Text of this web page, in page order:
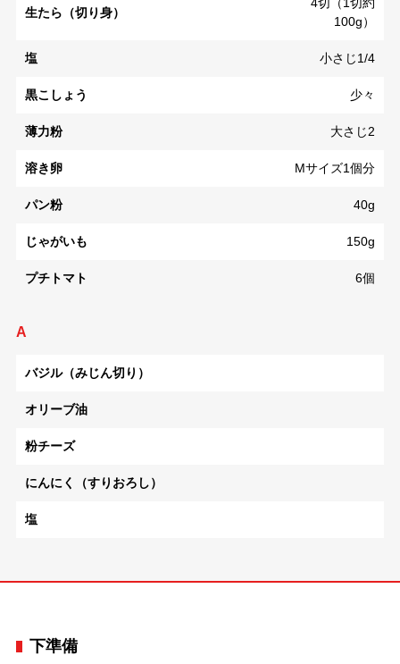
生たら（切り身）
4切（1切約
100g）
塩 小さじ1/4
黒こしょう 少々
薄力粉 大さじ2
溶き卵 Mサイズ1個分
パン粉 40g
じゃがいも 150g
プチトマト 6個
A
バジル（みじん切り）
オリーブ油
粉チーズ
にんにく（すりおろし）
塩
下準備